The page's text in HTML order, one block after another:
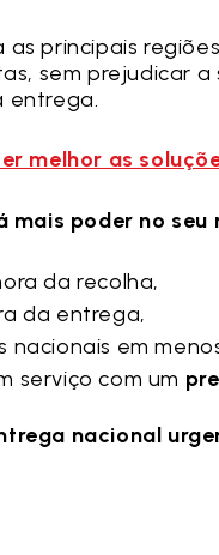
as principais
sem prejudicar
entrega.
melhor as
mais poder no seu
da recolha,
da entrega,
em
serviço com um
nacional